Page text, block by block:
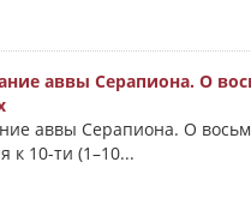
аввы Серапиона. О
аввы Серапиона. О
к 10-ти (1–10...